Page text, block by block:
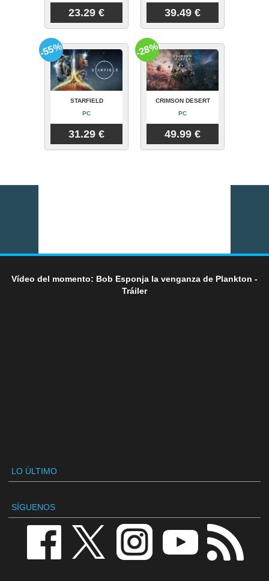
23.29 € 39.49 €
STARFIELD
PC
31.29 €
-55%
CRIMSON DESERT
PC
49.99 €
-28%
Vídeo del momento: Bob Esponja la venganza de Plankton -
Tráiler
LO ÚLTIMO
SÍGUENOS